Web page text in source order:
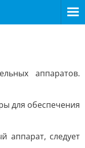
аппаратов.
для обеспечения
аппарат, следует